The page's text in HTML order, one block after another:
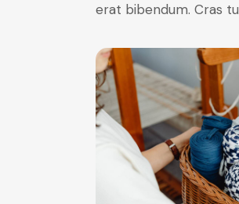
erat bibendum. Cras